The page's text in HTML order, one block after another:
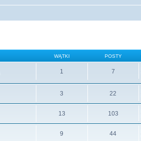
WĄTKI POSTY
1 7
3 22
13 103
9 44